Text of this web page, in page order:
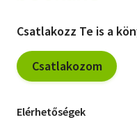
Csatlakozz Te is a
Csatlakozom
Elérhetőségek